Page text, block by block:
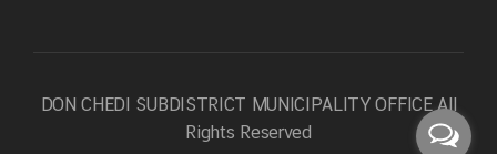
DON CHEDI SUBDISTRICT MUNICIPALITY OFFICEAll
Rights Reserved